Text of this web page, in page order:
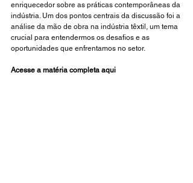
enriquecedor sobre as práticas contemporâneas da
indústria. Um dos pontos centrais da discussão foi a
análise da mão de obra na indústria têxtil, um tema
crucial para entendermos os desafios e as
oportunidades que enfrentamos no setor.
Acesse a matéria completa aqui